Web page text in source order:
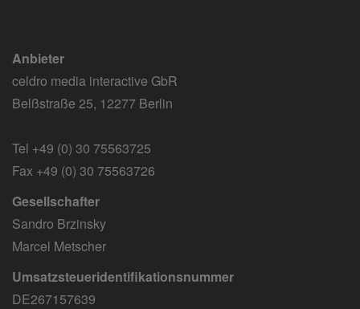
Anbieter
celdro media interactive GbR
Belßstraße 25, 12277 Berlin
Tel +49 (0) 30 75563725
Fax +49 (0) 30 75563726
Gesellschafter
Sandro Brzinsky
Marcel Metscher
Umsatzsteueridentifikationsnummer
DE267157639